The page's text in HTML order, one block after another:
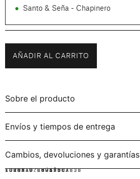
● Santo & Seña - Chapinero
AÑADIR AL CARRITO
Sobre el producto
Envíos y tiempos de entrega
Cambios, devoluciones y garantías
IDIOMA:ESPAÑOL
FORMATO:RÚSTICA
ISBN: 9786287507838